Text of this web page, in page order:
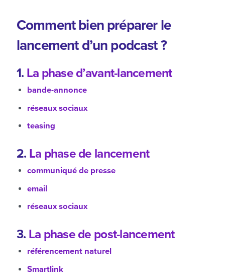
Comment bien préparer le
lancement d’un podcast ?
1. La phase d’avant-lancement
bande-annonce
réseaux sociaux
teasing
2. La phase de lancement
communiqué de presse
email
réseaux sociaux
3. La phase de post-lancement
référencement naturel
Smartlink